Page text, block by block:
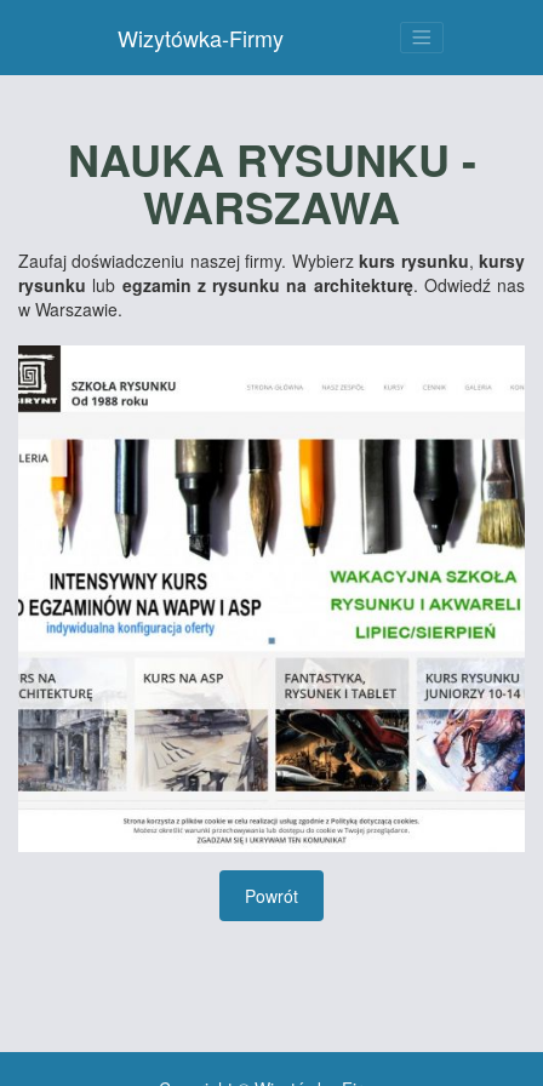
Wizytówka-Firmy
NAUKA RYSUNKU -
WARSZAWA
Zaufaj doświadczeniu naszej firmy. Wybierzkurs rysunku,kursy
rysunku lub egzamin z rysunku na architekturę. Odwiedź nas
w Warszawie.
Powrót